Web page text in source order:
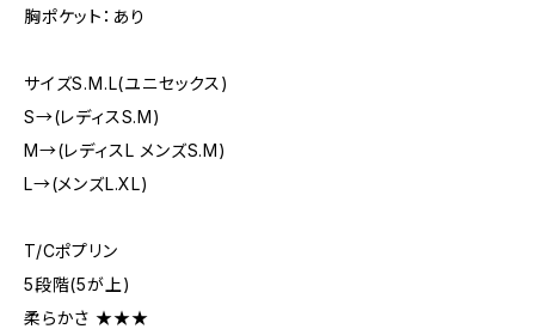
胸ポケット：あり
サイズS.M.L(ユニセックス)
S→(レディスS.M)
M→(レディスL メンズS.M)
L→(メンズL.XL)
T/Cポプリン
5段階(5が上)
柔らかさ ★★★